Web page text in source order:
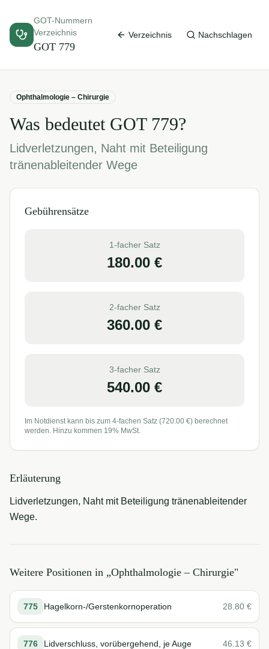
GOT-Nummern
Verzeichnis
GOT 779
Verzeichnis Nachschlagen
Ophthalmologie – Chirurgie
Was bedeutet GOT 779?
Lidverletzungen, Naht mit Beteiligung
tränenableitender Wege
Gebührensätze
1-facher Satz
180.00 €
2-facher Satz
360.00 €
3-facher Satz
540.00 €
Im Notdienst kann bis zum 4-fachen Satz (720.00 €) berechnet
werden. Hinzu kommen 19% MwSt.
Erläuterung
Lidverletzungen, Naht mit Beteiligung tränenableitender
Wege.
Weitere Positionen in „Ophthalmologie – Chirurgie"
775 Hagelkorn-/Gerstenkornoperation 28.80 €
776 Lidverschluss, vorübergehend, je Auge 46.13 €